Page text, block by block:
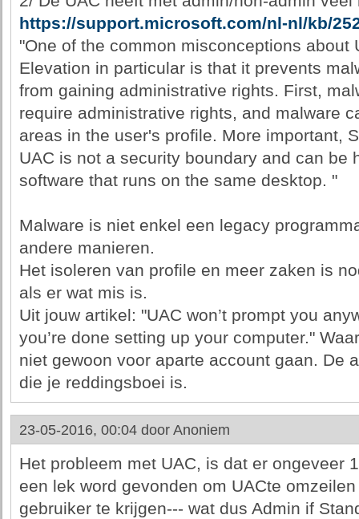
https://support.microsoft.com/nl-nl/kb/
"One of the common misconceptions about
Elevation in particular is that it prevents
from gaining administrative rights. First,
require administrative rights, and malware
areas in the user's profile. More important,
UAC is not a security boundary and can be
software that runs on the same desktop. "
Malware is niet enkel een legacy
andere manieren.
Het isoleren van profile en meer zaken is
als er wat mis is.
Uit jouw artikel: "UAC won’t prompt you
you’re done setting up your computer."
niet gewoon voor aparte account gaan. De
die je reddingsboei is.
23-05-2016, 00:04 door Anoniem
Het probleem met UAC, is dat er ongeveer
een lek word gevonden om UACte
gebruiker te krijgen--- wat dus Admin if